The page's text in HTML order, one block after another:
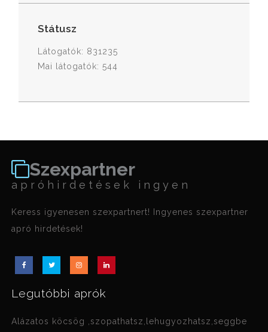
Státusz
Látogatók: 831235
Mai látogatók: 544
Szexpartner
apróhirdetések ingyen
Keress igyenesen szexpartnert! Ingyenes szexpartner
apró hirdetések!
Legutóbbi aprók
Alázatos köcsög ,szopathatsz,lehugyozhatsz,seggbe